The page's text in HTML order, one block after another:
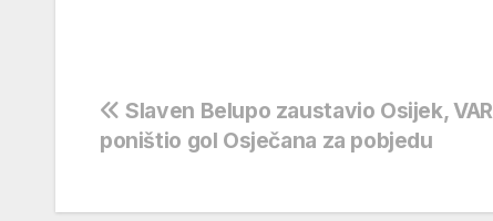
Navigacija
objava
Slaven Belupo zaustavio Osijek, VAR
poništio gol Osječana za pobjedu